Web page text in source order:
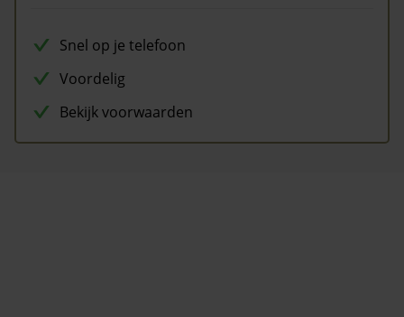
Snel op je telefoon
Voordelig
Bekijk voorwaarden